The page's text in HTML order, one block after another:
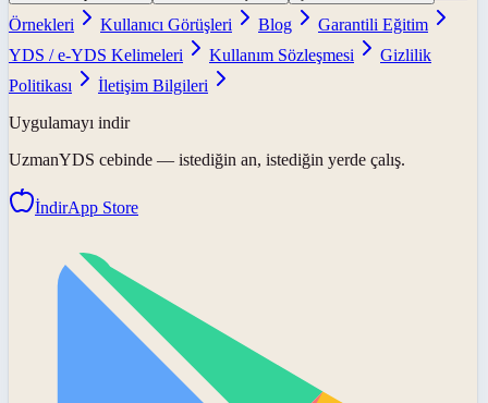
Örnekleri
Kullanıcı Görüşleri Blog
Garantili Eğitim
YDS / e-YDS Kelimeleri
Kullanım Sözleşmesi
Gizlilik
Politikası
İletişim Bilgileri
Uygulamayı indir
UzmanYDS cebinde — istediğin an, istediğin yerde çalış.
İndirApp Store